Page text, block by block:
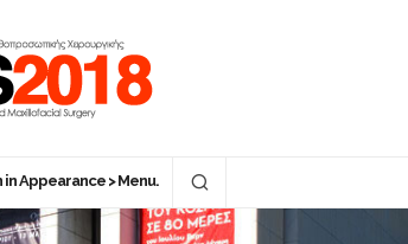
Appearance > Menu.